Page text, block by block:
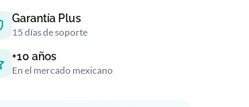
Garantía Plus
15 días de soporte
+10 años
En el mercado mexicano